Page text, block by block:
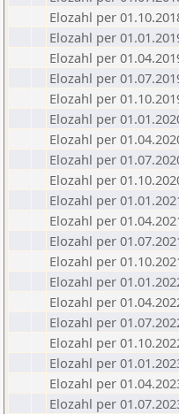
Elozahl per
Elozahl per
Elozahl per
Elozahl per
Elozahl per
Elozahl per
Elozahl per
Elozahl per
Elozahl per
Elozahl per
Elozahl per
Elozahl per
Elozahl per
Elozahl per
Elozahl per
Elozahl per
Elozahl per
Elozahl per
Elozahl per
Elozahl per